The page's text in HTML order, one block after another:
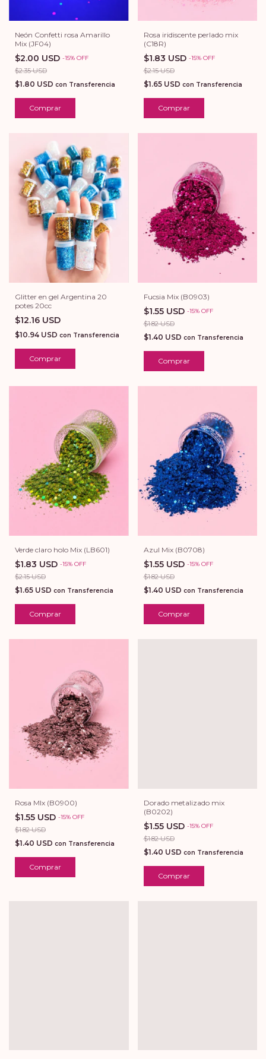
Neón Confetti rosa Amarillo
Mix (JF04)
$2.00 USD -15% OFF
$2.35 USD
$1.80 USD con Transferencia
Comprar
Rosa iridiscente perlado mix
(C18R)
$1.83 USD -15% OFF
$2.15 USD
$1.65 USD con Transferencia
Comprar
Glitter en gel Argentina 20
potes 20cc
$12.16 USD
$10.94 USD con Transferencia
Fucsia Mix (B0903)
$1.55 USD -15% OFF
$1.82 USD
$1.40 USD con Transferencia
Comprar
Verde claro holo Mix (LB601)
$1.83 USD -15% OFF
$2.15 USD
$1.65 USD con Transferencia
Comprar
Azul Mix (B0708)
$1.55 USD -15% OFF
$1.82 USD
$1.40 USD con Transferencia
Comprar
Rosa MIx (B0900)
$1.55 USD -15% OFF
$1.82 USD
$1.40 USD con Transferencia
Comprar
Dorado metalizado mix
(B0202)
$1.55 USD -15% OFF
$1.82 USD
$1.40 USD con Transferencia
Comprar